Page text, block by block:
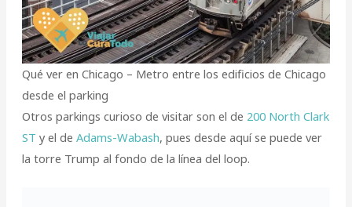
Qué ver en Chicago – Metro entre los edificios de Chicago
desde el parking
Otros parkings curioso de visitar son el de 200 North Clark
ST y el de Adams-Wabash, pues desde aquí se puede ver
la torre Trump al fondo de la línea del loop.